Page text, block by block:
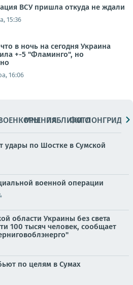
ВСУ пришла откуда не ждали
15:36
в ночь на сегодня Украина
+-5 "Фламинго", но
16:06
МНЕНИЯПАБЛИКИ
ФОТОЛОНГРИДЫ
удары по Шостке в Сумской
военной операции
области Украины без света
100 тысяч человек, сообщает
по целям в Сумах